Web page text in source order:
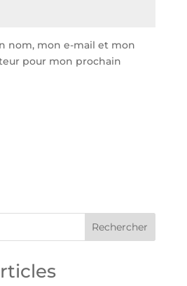
nom, mon e-mail et mon
pour mon prochain
Rechercher